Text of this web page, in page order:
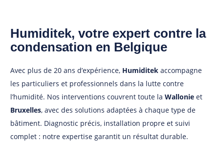
Humiditek, votre expert contre la
condensation en Belgique
Avec plus de 20 ans d’expérience, Humiditek accompagne
les particuliers et professionnels dans la lutte contre
l’humidité. Nos interventions couvrent toute la Wallonie et
Bruxelles, avec des solutions adaptées à chaque type de
bâtiment. Diagnostic précis, installation propre et suivi
complet : notre expertise garantit un résultat durable.